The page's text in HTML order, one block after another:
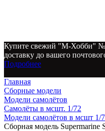
Купите свежий "М-Хобби"
доставку до вашего
Подробнее
Главная
Сборные модели
Модели самолётов
Самолёты в мсшт. 1/72
Модели самолётов в мсшт 1/
Сборная модель